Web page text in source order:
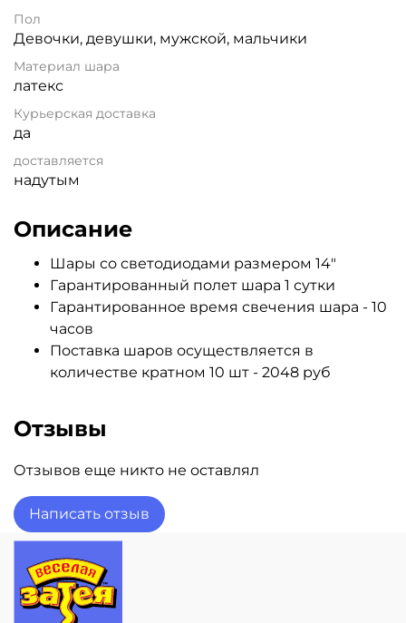
Пол
Девочки, девушки, мужской, мальчики
Материал шара
латекс
Курьерская доставка
да
доставляется
надутым
Описание
Шары со светодиодами размером 14"
Гарантированный полет шара 1 сутки
Гарантированное время свечения шара - 10
часов
Поставка шаров осуществляется в
количестве кратном 10 шт - 2048 руб
Отзывы
Отзывов еще никто не оставлял
Написать отзыв